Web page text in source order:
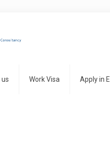
Work Visa Apply in